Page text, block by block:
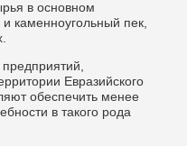
в основном
и каменноугольный пек,
Евразийского
обеспечить менее
в такого рода